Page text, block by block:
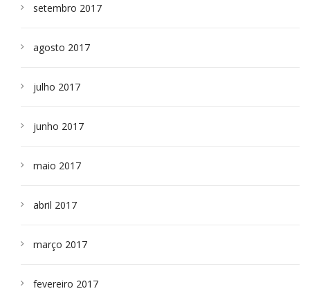
setembro 2017
agosto 2017
julho 2017
junho 2017
maio 2017
abril 2017
março 2017
fevereiro 2017